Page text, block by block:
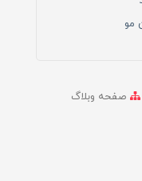
مو
صفحه وبلاگ